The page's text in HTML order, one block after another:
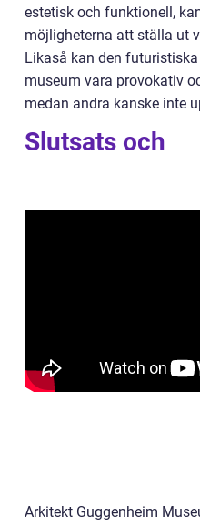
estetisk och funktionell,
möjligheterna att ställa ut
Likaså kan den
museum vara provokativ
medan andra kanske inte
Slutsats och
Arkitekt Guggenheim